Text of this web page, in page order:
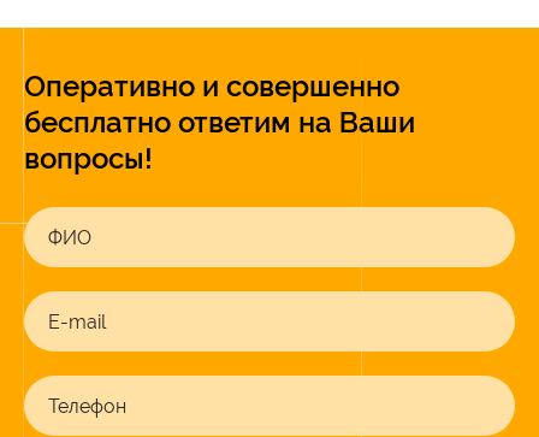
Оперативно и совершенно
бесплатно ответим на Ваши
вопросы!
ФИО
E-mail
Телефон